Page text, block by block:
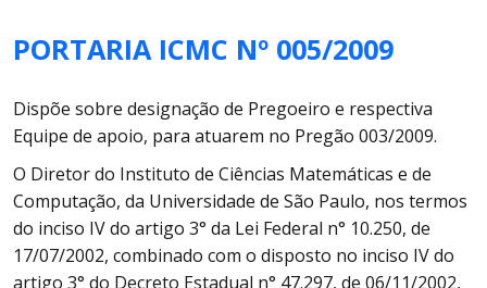
PORTARIA ICMC Nº 005/2009
Dispõe sobre designação de Pregoeiro e respectiva
Equipe de apoio, para atuarem no Pregão 003/2009.
O Diretor do Instituto de Ciências Matemáticas e de
Computação, da Universidade de São Paulo, nos termos
do inciso IV do artigo 3° da Lei Federal n° 10.250, de
17/07/2002, combinado com o disposto no inciso IV do
artigo 3° do Decreto Estadual n° 47.297, de 06/11/2002,